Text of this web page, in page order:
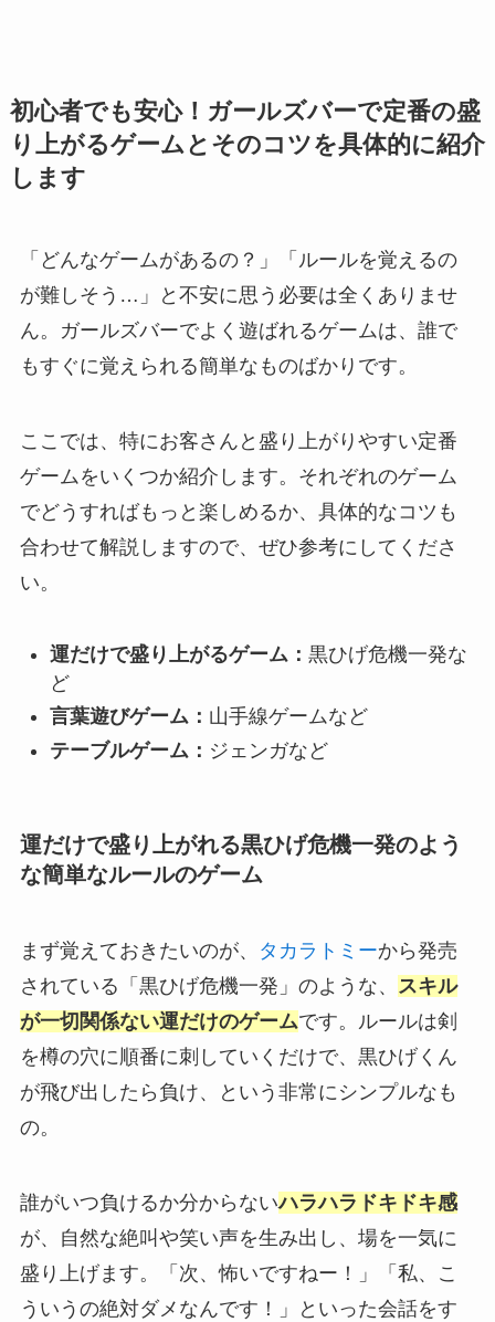
初心者でも安心！ガールズバーで定番の盛
り上がるゲームとそのコツを具体的に紹介
します
「どんなゲームがあるの？」「ルールを覚えるの
が難しそう…」と不安に思う必要は全くありませ
ん。ガールズバーでよく遊ばれるゲームは、誰で
もすぐに覚えられる簡単なものばかりです。
ここでは、特にお客さんと盛り上がりやすい定番
ゲームをいくつか紹介します。それぞれのゲーム
でどうすればもっと楽しめるか、具体的なコツも
合わせて解説しますので、ぜひ参考にしてくださ
い。
運だけで盛り上がるゲーム： 黒ひげ危機一発な
ど
言葉遊びゲーム： 山手線ゲームなど
テーブルゲーム： ジェンガなど
運だけで盛り上がれる黒ひげ危機一発のよう
な簡単なルールのゲーム
まず覚えておきたいのが、 タカラトミーから発売
されている「黒ひげ危機一発」のような、 スキル
が一切関係ない運だけのゲームです。ルールは剣
を樽の穴に順番に刺していくだけで、黒ひげくん
が飛び出したら負け、という非常にシンプルなも
の。
誰がいつ負けるか分からないハラハラドキドキ感
が、自然な絶叫や笑い声を生み出し、場を一気に
盛り上げます。「次、怖いですねー！」「私、こ
ういうの絶対ダメなんです！」といった会話をす